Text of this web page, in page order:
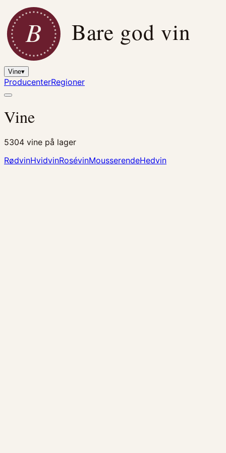
B Bare god vin
Vine▾
ProducenterRegioner
Vine
5304 vine på lager
RødvinHvidvinRosévinMousserendeHedvin